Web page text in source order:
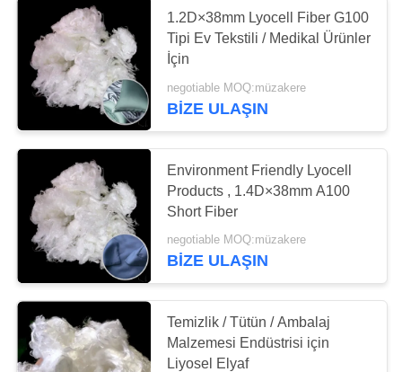
TURU
KALITE
KONTROL
BIZE
ULAŞIN
HABERLER
TÜM
SERVIS
TALEPLERI
İçi Boş Konjuge
Polyester Elyaf
düşük eriyik
polyester ştapel
elyaf
130
1.2D×38mm Lyocell Fiber G100
Tipi Ev Tekstili / Medikal Ürünler
İçin
negotiable MOQ:müzakere
BIZE ULAŞIN
Environment Friendly Lyocell
Products , 1.4D×38mm A100
Short Fiber
negotiable MOQ:müzakere
BIZE ULAŞIN
Temizlik / Tütün / Ambalaj
Malzemesi Endüstrisi için
Liyosel Elyaf